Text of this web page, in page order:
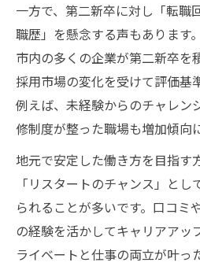
一方で、第二新卒に対し「転職
職歴」を懸念する声もあります
市内の多くの企業が第二新卒を
採用市場の変化を受けて評価基
例えば、未経験からのチャレン
修制度が整った職場も増加傾向
地元で安定した働き方を目指す
「リスタートのチャンス」と
られることが多いです。口コミ
の経験を活かしてキャリアアッ
ライベートと仕事の両立が叶っ